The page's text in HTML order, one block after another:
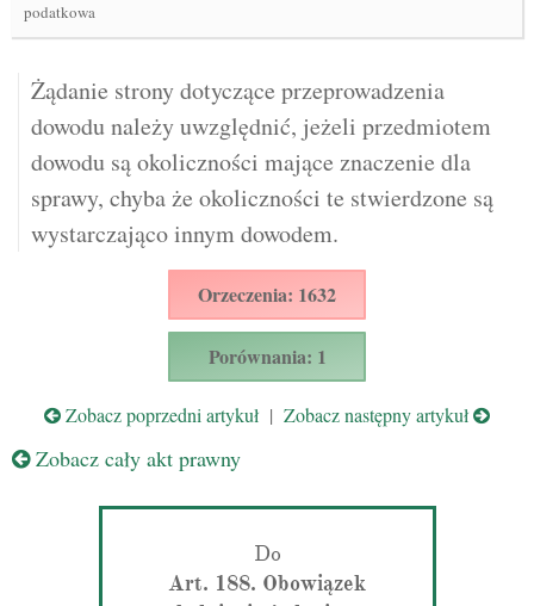
podatkowa
Żądanie strony dotyczące przeprowadzenia
dowodu należy uwzględnić, jeżeli przedmiotem
dowodu są okoliczności mające znaczenie dla
sprawy, chyba że okoliczności te stwierdzone są
wystarczająco innym dowodem.
Orzeczenia: 1632
Porównania: 1
Zobacz poprzedni artykuł | Zobacz następny artykuł
Zobacz cały akt prawny
Do
Art. 188. Obowiązek